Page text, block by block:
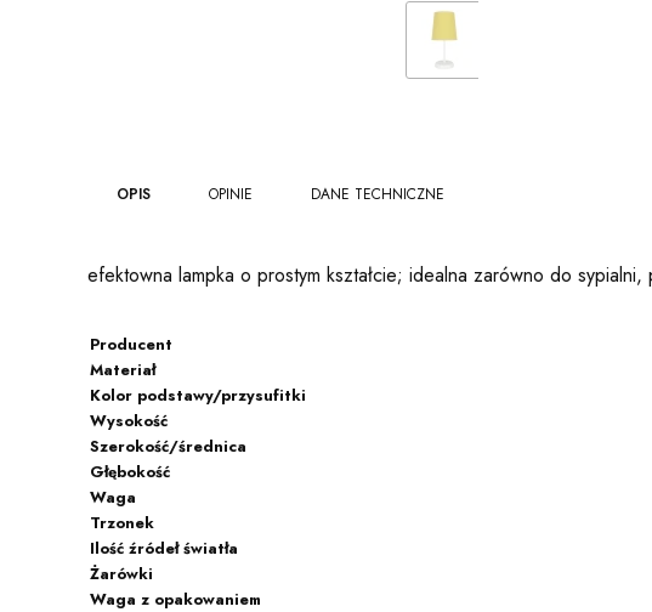
OPIS OPINIE DANE TECHNICZNE
efektowna lampka o prostym kształcie; idealna zarówno do
Producent
Materiał
Kolor podstawy/przysufitki
Wysokość
Szerokość/średnica
Głębokość
Waga
Trzonek
Ilość źródeł światła
Żarówki
Waga z opakowaniem